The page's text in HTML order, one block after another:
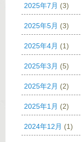
2025年7月 (3)
2025年5月 (3)
2025年4月 (1)
2025年3月 (5)
2025年2月 (2)
2025年1月 (2)
2024年12月 (1)